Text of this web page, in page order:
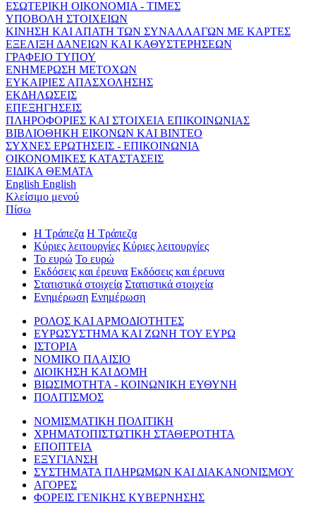
ΕΣΩΤΕΡΙΚΗ ΟΙΚΟΝΟΜΙΑ - ΤΙΜΕΣ
ΥΠΟΒΟΛΗ ΣΤΟΙΧΕΙΩΝ
ΚΙΝΗΣΗ ΚΑΙ ΑΠΑΤΗ ΤΩΝ ΣΥΝΑΛΛΑΓΩΝ ΜΕ ΚΑΡΤΕΣ
ΕΞΕΛΙΞΗ ΔΑΝΕΙΩΝ ΚΑΙ ΚΑΘΥΣΤΕΡΗΣΕΩΝ
ΓΡΑΦΕΙΟ ΤΥΠΟΥ
ΕΝΗΜΕΡΩΣΗ ΜΕΤΟΧΩΝ
ΕΥΚΑΙΡΙΕΣ ΑΠΑΣΧΟΛΗΣΗΣ
ΕΚΔΗΛΩΣΕΙΣ
ΕΠΕΞΗΓΗΣΕΙΣ
ΠΛΗΡΟΦΟΡΙΕΣ ΚΑΙ ΣΤΟΙΧΕΙΑ ΕΠΙΚΟΙΝΩΝΙΑΣ
ΒΙΒΛΙΟΘΗΚΗ ΕΙΚΟΝΩΝ ΚΑΙ ΒΙΝΤΕΟ
ΣΥΧΝΕΣ ΕΡΩΤΗΣΕΙΣ - ΕΠΙΚΟΙΝΩΝΙΑ
ΟΙΚΟΝΟΜΙΚΕΣ ΚΑΤΑΣΤΑΣΕΙΣ
ΕΙΔΙΚΑ ΘΕΜΑΤΑ
English English
Κλείσιμο μενού
Πίσω
Η Τράπεζα Η Τράπεζα
Κύριες λειτουργίες Κύριες λειτουργίες
Το ευρώ Το ευρώ
Εκδόσεις και έρευνα Εκδόσεις και έρευνα
Στατιστικά στοιχεία Στατιστικά στοιχεία
Ενημέρωση Ενημέρωση
ΡΟΛΟΣ ΚΑΙ ΑΡΜΟΔΙΟΤΗΤΕΣ
ΕΥΡΩΣΥΣΤΗΜΑ ΚΑΙ ΖΩΝΗ ΤΟΥ ΕΥΡΩ
ΙΣΤΟΡΙΑ
ΝΟΜΙΚΟ ΠΛΑΙΣΙΟ
ΔΙΟΙΚΗΣΗ ΚΑΙ ΔΟΜΗ
ΒΙΩΣΙΜΟΤΗΤΑ - ΚΟΙΝΩΝΙΚΗ ΕΥΘΥΝΗ
ΠΟΛΙΤΙΣΜΟΣ
ΝΟΜΙΣΜΑΤΙΚΗ ΠΟΛΙΤΙΚΗ
ΧΡΗΜΑΤΟΠΙΣΤΩΤΙΚΗ ΣΤΑΘΕΡΟΤΗΤΑ
ΕΠΟΠΤΕΙΑ
ΕΞΥΓΙΑΝΣΗ
ΣΥΣΤΗΜΑΤΑ ΠΛΗΡΩΜΩΝ ΚΑΙ ΔΙΑΚΑΝΟΝΙΣΜΟΥ
ΑΓΟΡΕΣ
ΦΟΡΕΙΣ ΓΕΝΙΚΗΣ ΚΥΒΕΡΝΗΣΗΣ